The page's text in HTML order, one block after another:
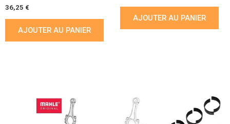
36,25 €
AJOUTER AU PANIER
AJOUTER AU PANIER